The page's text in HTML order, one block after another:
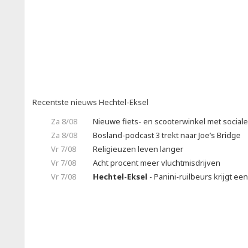
Recentste nieuws Hechtel-Eksel
Za 8/08
Nieuwe fiets- en scooterwinkel met
Za 8/08
Bosland-podcast 3 trekt naar Joe’s Bridge
Vr 7/08
Religieuzen leven langer
Vr 7/08
Acht procent meer vluchtmisdrijven
Vr 7/08
Hechtel-Eksel - Panini-ruilbeurs krijgt